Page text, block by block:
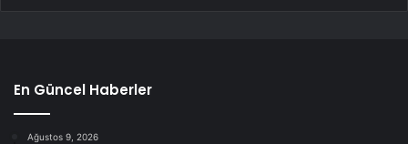
En Güncel Haberler
Ağustos 9, 2026